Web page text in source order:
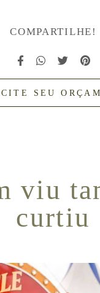
COMPARTILHE!
SEU
viu
curtiu